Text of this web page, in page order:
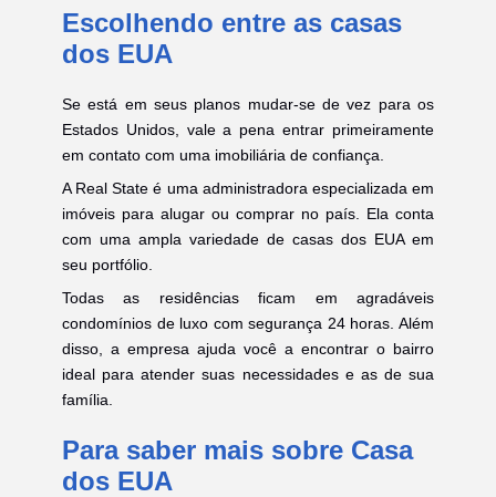
Escolhendo entre as casas
dos EUA
Se está em seus planos mudar-se de vez para os
Estados Unidos, vale a pena entrar primeiramente
em contato com uma imobiliária de confiança.
A Real State é uma administradora especializada em
imóveis para alugar ou comprar no país. Ela conta
com uma ampla variedade de casas dos EUA em
seu portfólio.
Todas as residências ficam em agradáveis
condomínios de luxo com segurança 24 horas. Além
disso, a empresa ajuda você a encontrar o bairro
ideal para atender suas necessidades e as de sua
família.
Para saber mais sobre Casa
dos EUA